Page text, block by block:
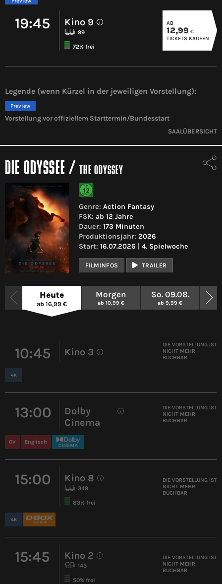
19:45 Kino 9 i
99
72% frei
AB
12,99 €
TICKETS KAUFEN
Legende (wenn Kürzel in der jeweiligen Vorstellung):
Preview
Vorstellung vor offiziellem Starttermin/Bundesstart
SAALÜBERSICHT
DIE ODYSSEE /THE ODYSSEY
Genre: Action Fantasy
FSK: ab 12 Jahre
Dauer: 173 Minuten
Produktionsjahr: 2026
Start: 16.07.2026 | 4. Spielwoche
FILMINFOS TRAILER
Heute
ab 16,99 €
Morgen
ab 10,99 €
So. 09.08.
ab 9,99 €
10:45 Kino 3 i
DIE VORSTELLUNG IST
NICHT MEHR
BUCHBAR
13:00
Dolby
Cinema
i
OV Englisch
DIE VORSTELLUNG IST
NICHT MEHR
BUCHBAR
15:00 Kino 8 i
349
83% frei
DIE VORSTELLUNG IST
NICHT MEHR
BUCHBAR
15:45 Kino 2 i
143
50% frei
DIE VORSTELLUNG IST
NICHT MEHR
BUCHBAR